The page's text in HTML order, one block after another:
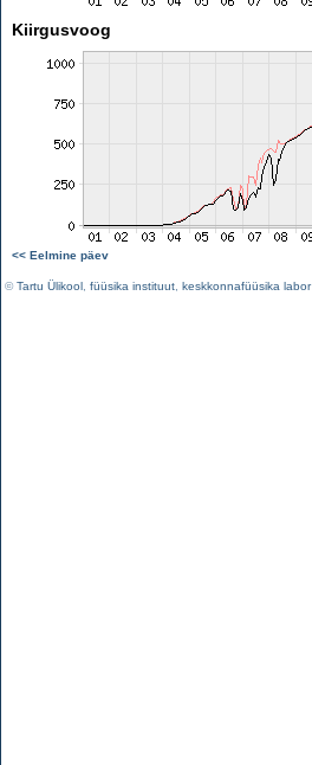
Kiirgusvoog
<< Eelmine päev
©Tartu Ülikool füüsika instituut keskkonnafüüsika labor